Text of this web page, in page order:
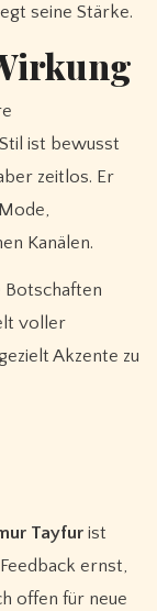
seine Stärke.
ist bewusst
zeitlos. Er
Kanälen.
Botschaften
voller
Akzente zu
Tayfurist
ernst,
offen für neue